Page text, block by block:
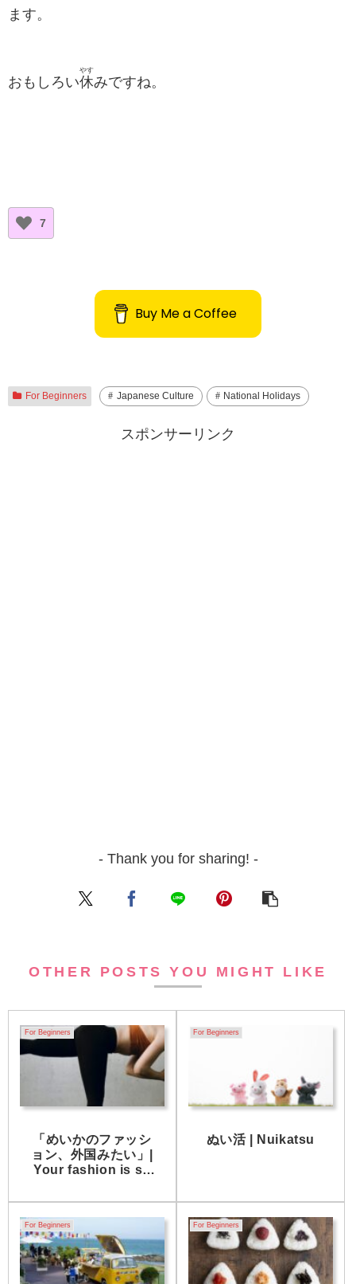
ます。
おもしろい休
やす
みですね。
7
Buy Me a Coffee
For Beginners Japanese Culture National Holidays
スポンサーリンク
- Thank you for sharing! -
OTHER POSTS YOU MIGHT LIKE
For Beginners
「めいかのファッシ
ョン、外国みたい」|
Your fashion is so
For Beginners
ぬい活 | Nuikatsu
For Beginners For Beginners